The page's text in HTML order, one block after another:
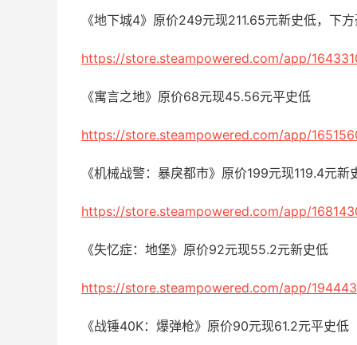
《地下城4》原价249元现211.65元新史低，下
https://store.steampowered.com/app/
《寓言之地》原价68元现45.56元平史低
https://store.steampowered.com/app/
《机械战警：暴戾都市》原价199元现119.4元
https://store.steampowered.com/app/
《失忆症：地堡》原价92元现55.2元新史低
https://store.steampowered.com/app/
《战锤40K：爆弹枪》原价90元现61.2元平史低